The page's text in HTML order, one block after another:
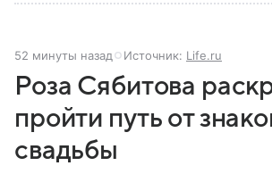
52 минуты назад Источник: Life.ru
Роза Сябитова
пройти путь от
свадьбы